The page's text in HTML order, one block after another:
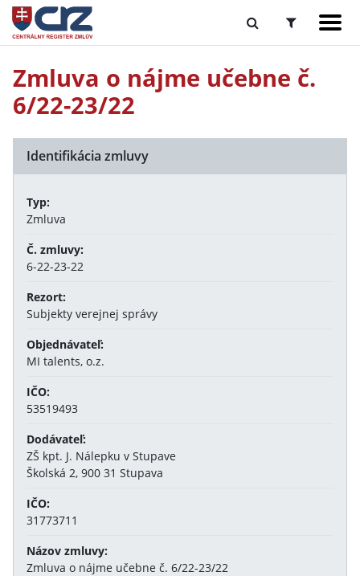
Zmluva o nájme učebne č.
6/22-23/22
Identifikácia zmluvy
Typ:
Zmluva
Č. zmluvy:
6-22-23-22
Rezort:
Subjekty verejnej správy
Objednávateľ:
MI talents, o.z.
IČO:
53519493
Dodávateľ:
ZŠ kpt. J. Nálepku v Stupave
Školská 2, 900 31 Stupava
IČO:
31773711
Názov zmluvy:
Zmluva o nájme učebne č. 6/22-23/22